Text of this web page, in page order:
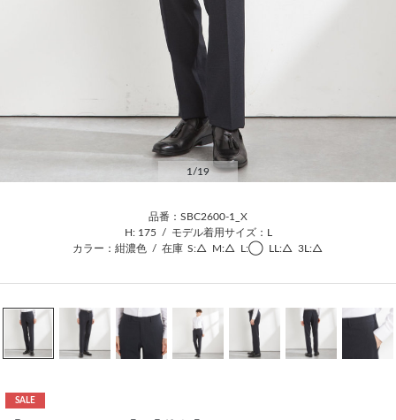
1 /19
品番：SBC2600-1_X
H: 175
/
モデル着用サイズ：L
カラー：紺濃色 / 在庫 S:△ M:△ L:◯ LL:△ 3L:△
SALE